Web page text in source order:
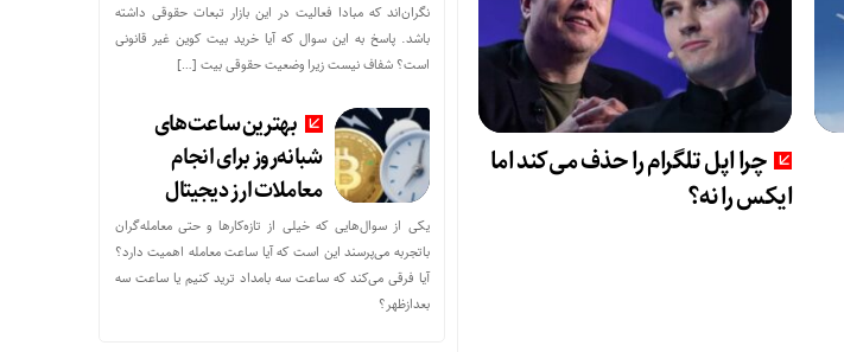
چرا اپل تلگرام را حذف می‌کند اما
ایکس را نه؟
نگران‌اند که مبادا فعالیت در این بازار تبعات حقوقی داشته
باشد. پاسخ به این سوال که آیا خرید بیت کوین غیر قانونی
است؟ شفاف نیست زیرا وضعیت حقوقی بیت‌ […]
بهترین ساعت‌های
شبانه‌روز برای انجام
معاملات ارز دیجیتال
یکی از سوال‌هایی که خیلی از تازه‌کارها و حتی معامله‌گران
باتجربه می‌پرسند این است که آیا ساعت معامله اهمیت دارد؟
آیا فرقی می‌کند که ساعت سه بامداد ترید کنیم یا ساعت سه
بعدازظهر؟